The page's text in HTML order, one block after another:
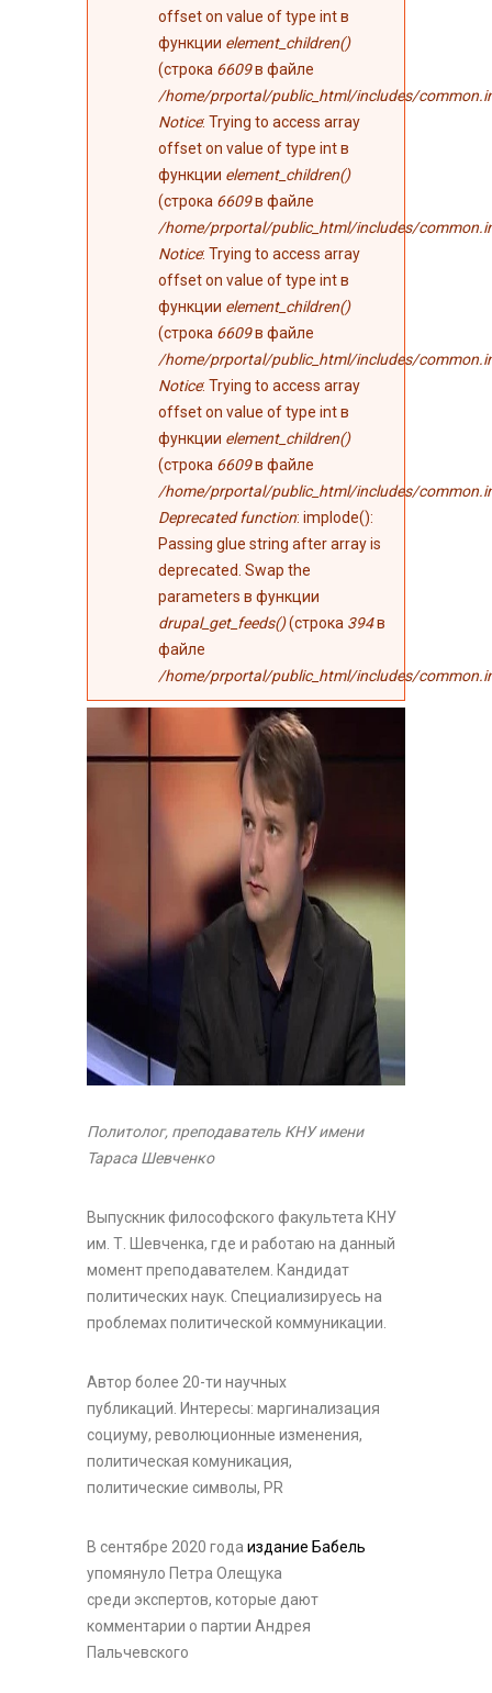
offset on value of type int в
функции element_children()
(строка 6609в файле
/home/prportal/public_html/includes/
Notice: Trying to access array
offset on value of type int в
функции element_children()
(строка 6609в файле
/home/prportal/public_html/includes/
Notice: Trying to access array
offset on value of type int в
функции element_children()
(строка 6609в файле
/home/prportal/public_html/includes/
Notice: Trying to access array
offset on value of type int в
функции element_children()
(строка 6609в файле
/home/prportal/public_html/includes/
Deprecated function: implode():
Passing glue string after array is
deprecated. Swap the
parameters в функции
drupal_get_feeds()(строка 394в
файле
/home/prportal/public_html/includes/
Политолог, преподаватель КНУ имени
Тараса Шевченко
Выпускник философского факультета КНУ
им. Т. Шевченка, где и работаю на данный
момент преподавателем. Кандидат
политических наук. Специализируесь на
проблемах политической коммуникации.
Автор более 20-ти научных
публикаций. Интересы: маргинализация
социуму, революционные изменения,
политическая комуникация,
политические символы, PR
В сентябре 2020 года издание Бабель
упомянуло Петра Олещука
среди экспертов, которые дают
комментарии о партии Андрея
Пальчевского